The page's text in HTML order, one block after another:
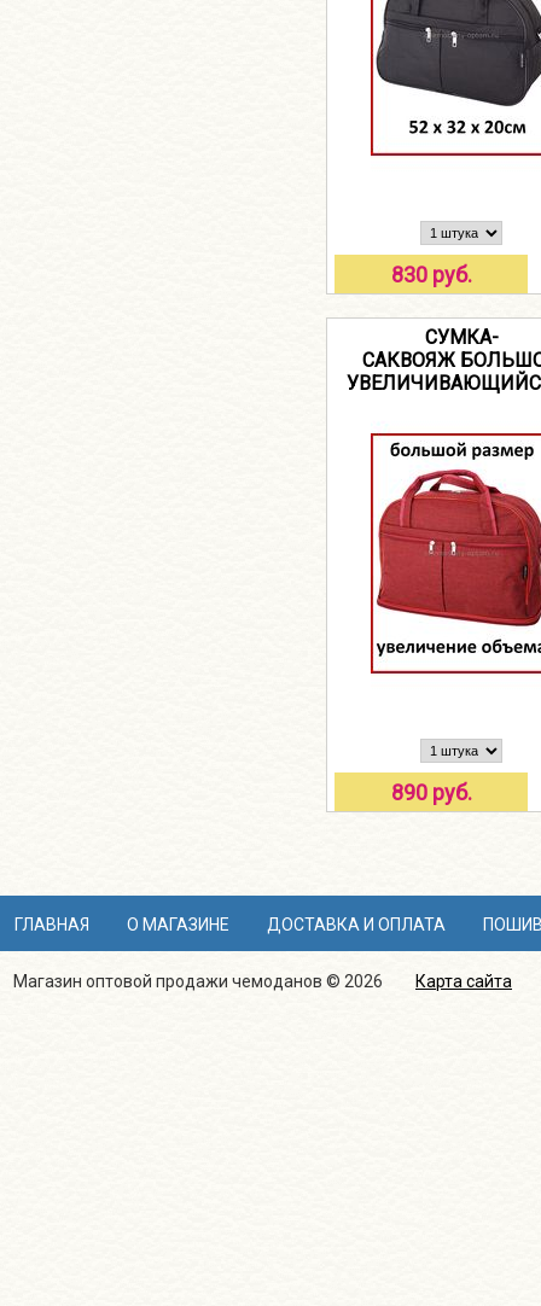
830 руб.
СУМКА-
САКВОЯЖ
890 руб.
ГЛАВНАЯ О МАГАЗИНЕ ДОСТАВКА И ОПЛАТА
Магазин оптовой продажи чемоданов © 2026 Карта сайта